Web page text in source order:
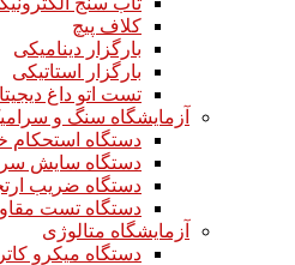
کلاف پیچ
بارگزار دینامیکی
بارگزار استاتیکی
تست اتو داغ
آزمایشگاه سنگ و
دستگاه
دستگاه سایش
دستگاه ضریب
دستگاه تست
آزمایشگاه متالوژی
دستگاه میکرو کاتر